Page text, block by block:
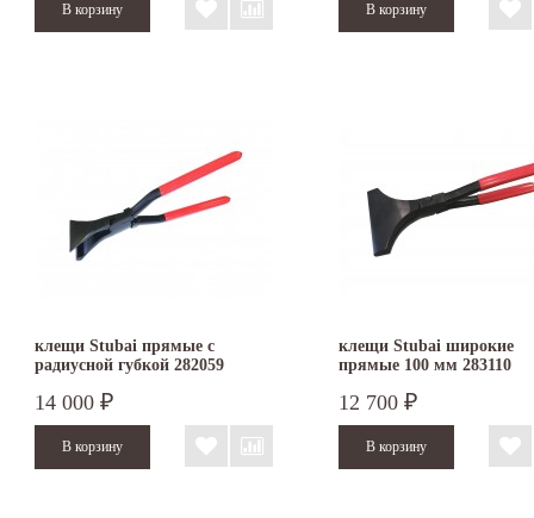
клещи Stubai прямые с
радиусной губкой 282059
14 000 ₽
клещи Stubai широкие
прямые 100 мм 283110
12 700 ₽